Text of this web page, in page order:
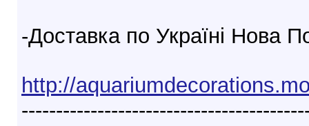
-Доставка по Україні Нова
http://